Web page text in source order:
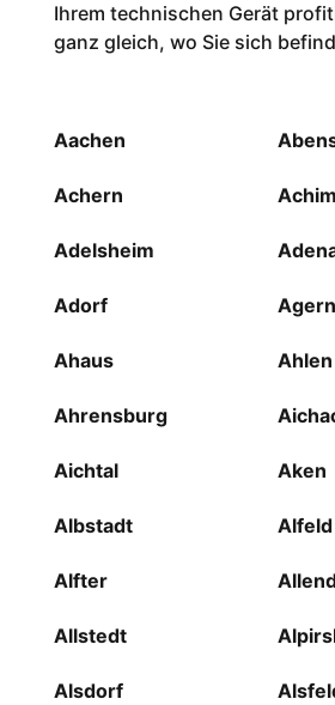
Ihrem technischen Gerät
ganz gleich, wo Sie sich
Aachen
Achern Achim
Adelsheim
Adorf
Ahaus Ahlen
Ahrensburg
Aichtal Aken
Albstadt Alfeld
Alfter
Allstedt
Alsdorf